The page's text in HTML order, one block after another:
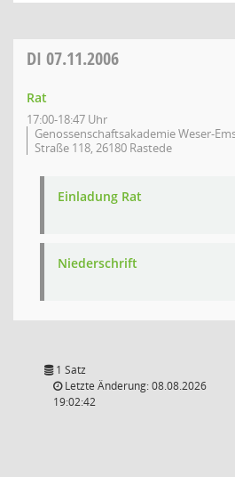
DI 07.11.2006
Rat
17:00-18:47 Uhr
Genossenschaftsakademie Weser-
Straße 118, 26180 Rastede
Einladung Rat
Niederschrift
1 Satz
Letzte Änderung: 08.08.2026
19:02:42